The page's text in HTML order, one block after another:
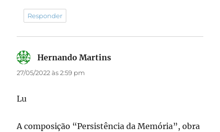
Responder
Hernando Martins
27/05/2022 às 2:59 pm
Lu
A composição “Persistência da Memória”, obra